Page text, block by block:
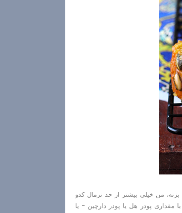
من خیلی بیشتر از حد نرمال کدو
مقداری پودر هل یا پودر دارچین - یا